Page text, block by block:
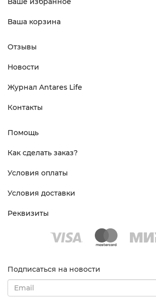
Ваша корзина
Отзывы
Новости
Журнал Antares Life
Контакты
Помощь
Как сделать заказ?
Условия оплаты
Условия доставки
Реквизиты
Подписаться на новости